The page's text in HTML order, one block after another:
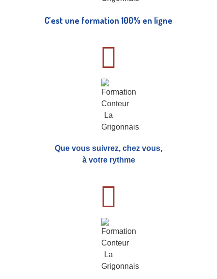
C’est une formation 100% en ligne
Que vous suivrez, chez vous,
à votre rythme